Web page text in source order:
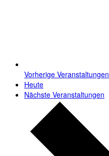
Vorherige Veranstaltungen
Heute
Nächste Veranstaltungen